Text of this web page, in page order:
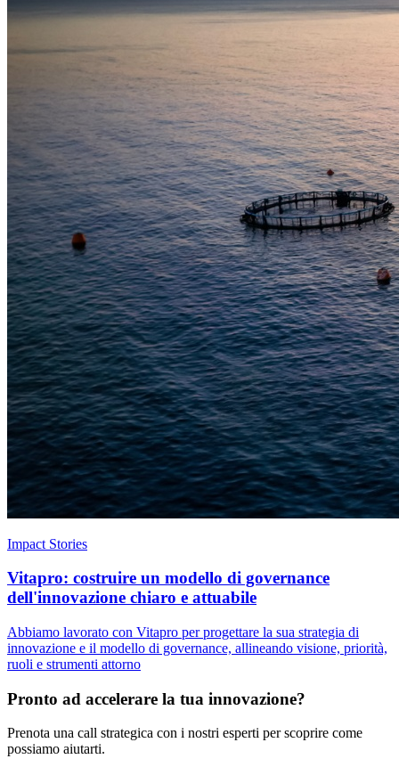
Impact Stories
Vitapro: costruire un modello di governance
dell'innovazione chiaro e attuabile
Abbiamo lavorato con Vitapro per progettare la sua strategia di
innovazione e il modello di governance, allineando visione, priorità,
ruoli e strumenti attorno
Pronto ad accelerare la tua innovazione?
Prenota una call strategica con i nostri esperti per scoprire come
possiamo aiutarti.